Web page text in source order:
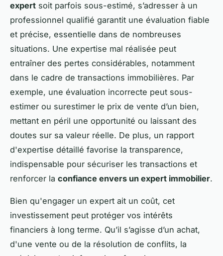
expert soit parfois sous-estimé, s’adresser à un
professionnel qualifié garantit une évaluation fiable
et précise, essentielle dans de nombreuses
situations. Une expertise mal réalisée peut
entraîner des pertes considérables, notamment
dans le cadre de transactions immobilières. Par
exemple, une évaluation incorrecte peut sous-
estimer ou surestimer le prix de vente d’un bien,
mettant en péril une opportunité ou laissant des
doutes sur sa valeur réelle. De plus, un rapport
d'expertise détaillé favorise la transparence,
indispensable pour sécuriser les transactions et
renforcer la confiance envers un expert immobilier.
Bien qu'engager un expert ait un coût, cet
investissement peut protéger vos intérêts
financiers à long terme. Qu’il s’agisse d’un achat,
d'une vente ou de la résolution de conflits, la